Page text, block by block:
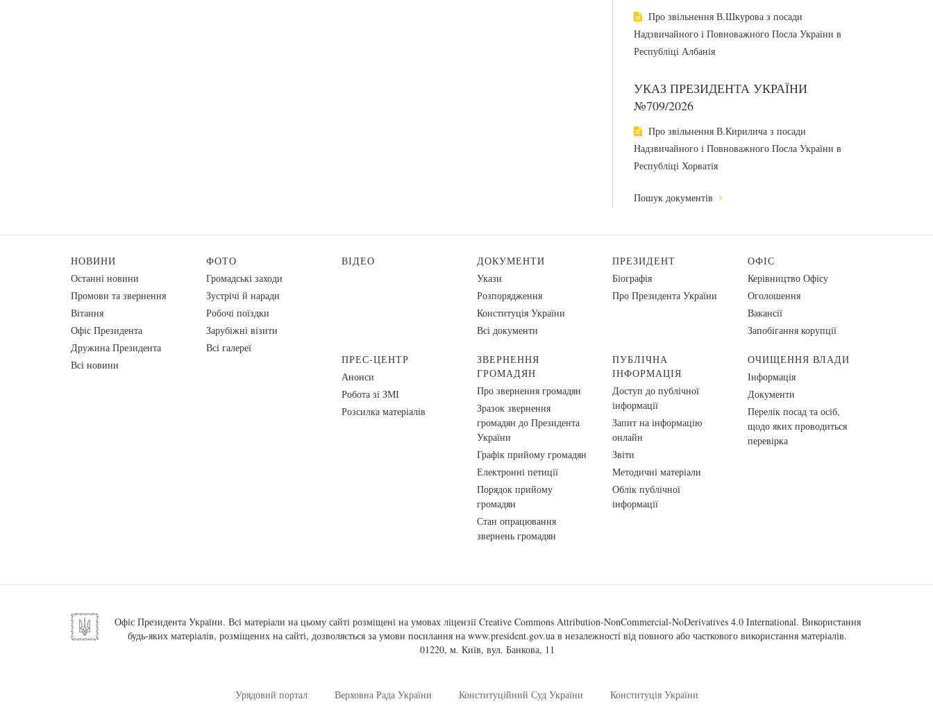
Про звільнення В.Шкурова з посади
Надзвичайного і Повноважного Посла України в
Республіці Албанія
УКАЗ ПРЕЗИДЕНТА УКРАЇНИ
№709/2026
Про звільнення В.Кирилича з посади
Надзвичайного і Повноважного Посла України в
Республіці Хорватія
Пошук документів
НОВИНИ
Останні новини
Промови та звернення
Вiтання
Офіс Президента
Дружина Президента
Всі новини
ФОТО
Громадські заходи
Зустрічі й наради
Робочі поїздки
Зарубіжні візити
Всі галереї
ВІДЕО
ДОКУМЕНТИ
Укази
Розпорядження
Конституція України
Всі документи
ПРЕЗИДЕНТ
Біографія
Про Президента України
ОФІС
Керівництво Офісу
Оголошення
Вакансії
Запобігання корупції
ПРЕС-ЦЕНТР
Анонси
Робота зі ЗМІ
Розсилка матеріалів
ЗВЕРНЕННЯ
ГРОМАДЯН
Про звернення громадян
Зразок звернення
громадян до Президента
України
Графік прийому громадян
Електронні петиції
Порядок прийому
громадян
Стан опрацювання
звернень громадян
ПУБЛІЧНА
ІНФОРМАЦІЯ
Доступ до публічної
інформації
Запит на інформацію
онлайн
Звіти
Методичні матеріали
Облік публічної
інформації
ОЧИЩЕННЯ ВЛАДИ
Інформація
Документи
Перелік посад та осіб,
щодо яких проводиться
перевірка
Офіс Президента України. Всі матеріали на цьому сайті розміщені на умовах ліцензії Creative Commons Attribution-NonCommercial-NoDerivatives 4.0 International. Використання
будь-яких матеріалів, розміщених на сайті, дозволяється за умови посилання на www.president.gov.ua в незалежності від повного або часткового використання матеріалів.
01220, м. Київ, вул. Банкова, 11
Урядовий портал Верховна Рада України Конституційний Суд України Конституція України